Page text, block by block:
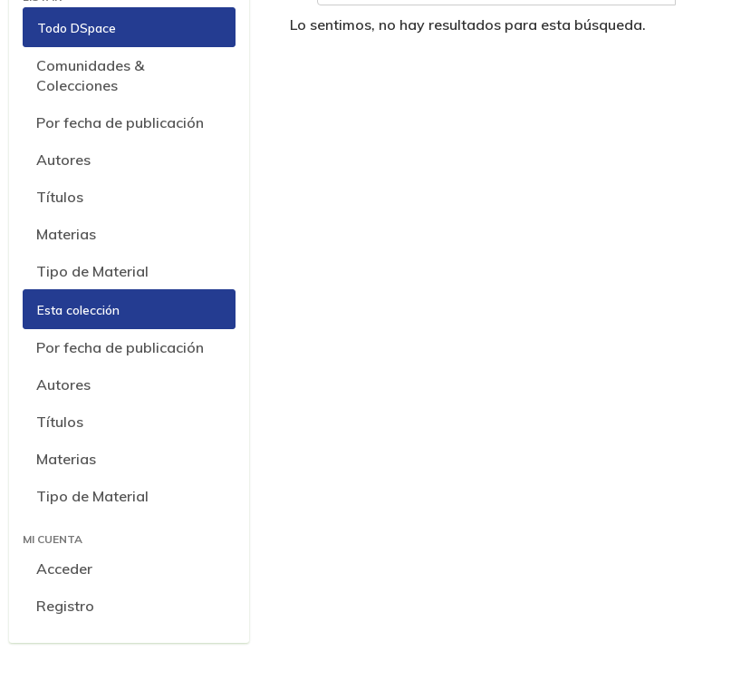
Todo DSpace
Comunidades &
Colecciones
Por fecha de publicación
Autores
Títulos
Materias
Tipo de Material
Esta colección
Por fecha de publicación
Autores
Títulos
Materias
Tipo de Material
MI CUENTA
Acceder
Registro
Lo sentimos, no hay resultados para esta búsqueda.